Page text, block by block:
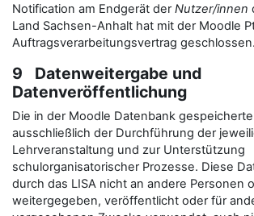
Notification am Endgerät derNutzer/innen
Land Sachsen-Anhalt hat mit der Moodle
Auftragsverarbeitungsvertrag geschlossen.
9 Datenweitergabe und
Datenveröffentlichung
Die in der Moodle Datenbank
ausschließlich der Durchführung der
Lehrveranstaltung und zur Unterstützung
schulorganisatorischer Prozesse. Diese
durch das LISA nicht an andere Personen
weitergegeben, veröffentlicht oder für